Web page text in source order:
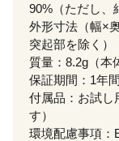
90%（ただし、
外形寸法（幅×
突起部を除く）
質量：8.2g（本
保証期間：1年
付属品：お試し
す）
環境配慮事項：